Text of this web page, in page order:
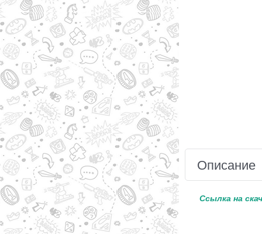
Описание
Ссылка на